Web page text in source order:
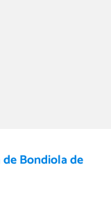
de Bondiola de